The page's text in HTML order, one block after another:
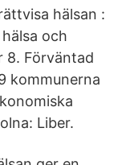
hälsan :
och
8. Förväntad
kommunerna
Liber.